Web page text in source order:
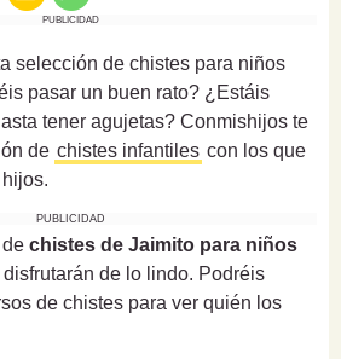
PUBLICIDAD
selección de chistes para niños
pasar un buen rato? ¿Estáis
tener agujetas? Conmishijos te
de chistes infantiles con los que
PUBLICIDAD
chistes de Jaimito para niños
de lo lindo. Podréis
de chistes para ver quién los